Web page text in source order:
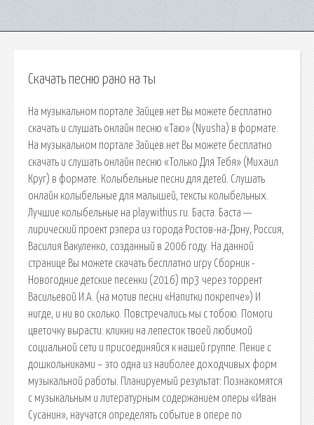
Скачать песню рано на ты
На музыкальном портале Зайцев.нет Вы можете бесплатно
скачать и слушать онлайн песню «Таю» (Nyusha) в формате.
На музыкальном портале Зайцев.нет Вы можете бесплатно
скачать и слушать онлайн песню «Только Для Тебя» (Михаил
Круг) в формате. Колыбельные песни для детей. Слушать
онлайн колыбельные для малышей, тексты колыбельных.
Лучшие колыбельные на playwithus.ru. Баста. Баста —
лирический проект рэпера из города Ростов-на-Дону, Россия,
Василия Вакуленко, созданный в 2006 году. На данной
странице Вы можете скачать бесплатно игру Сборник -
Новогодние детские песенки (2016) mp3 через торрент
Васильевой И.А. (на мотив песни «Напитки покрепче») И
нигде, и ни во сколько. Повстречались мы с тобою. Помоги
цветочку вырасти: кликни на лепесток твоей любимой
социальной сети и присоединяйся к нашей группе. Пение с
дошкольниками – это одна из наиболее доходчивых форм
музыкальной работы. Планируемый результат: Познакомятся
с музыкальным и литературным содержанием оперы «Иван
Сусанин», научатся определять событие в опере по